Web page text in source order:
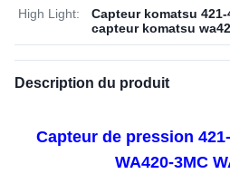
High Light: Capteur komatsu 421-
capteur komatsu
Description du produit
Capteur de pression
WA420-3MC